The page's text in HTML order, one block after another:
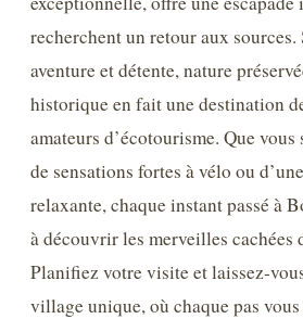
recherchent un retour aux
aventure et détente, nature
historique en fait une destination
amateurs d’écotourisme. Que vous
de sensations fortes à vélo ou
relaxante, chaque instant passé à
à découvrir les merveilles cachées
Planifiez votre visite et laissez-
village unique, où chaque pas